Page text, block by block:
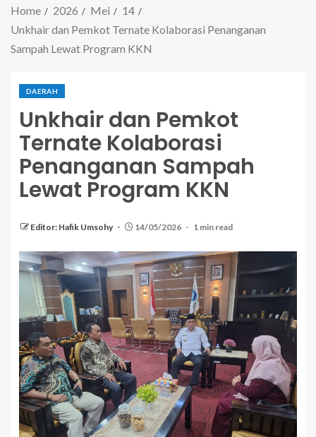
Home 2026 Mei
14
Unkhair dan Pemkot Ternate Kolaborasi Penanganan
Sampah Lewat Program KKN
DAERAH
Unkhair dan Pemkot
Ternate Kolaborasi
Penanganan Sampah
Lewat Program KKN
Editor: Hafik Umsohy 14/05/2026 1 min read